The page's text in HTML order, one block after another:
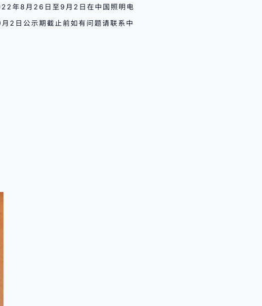
年8月26日至9月2日在中国照明电
2日公示期截止前如有问题请联系中